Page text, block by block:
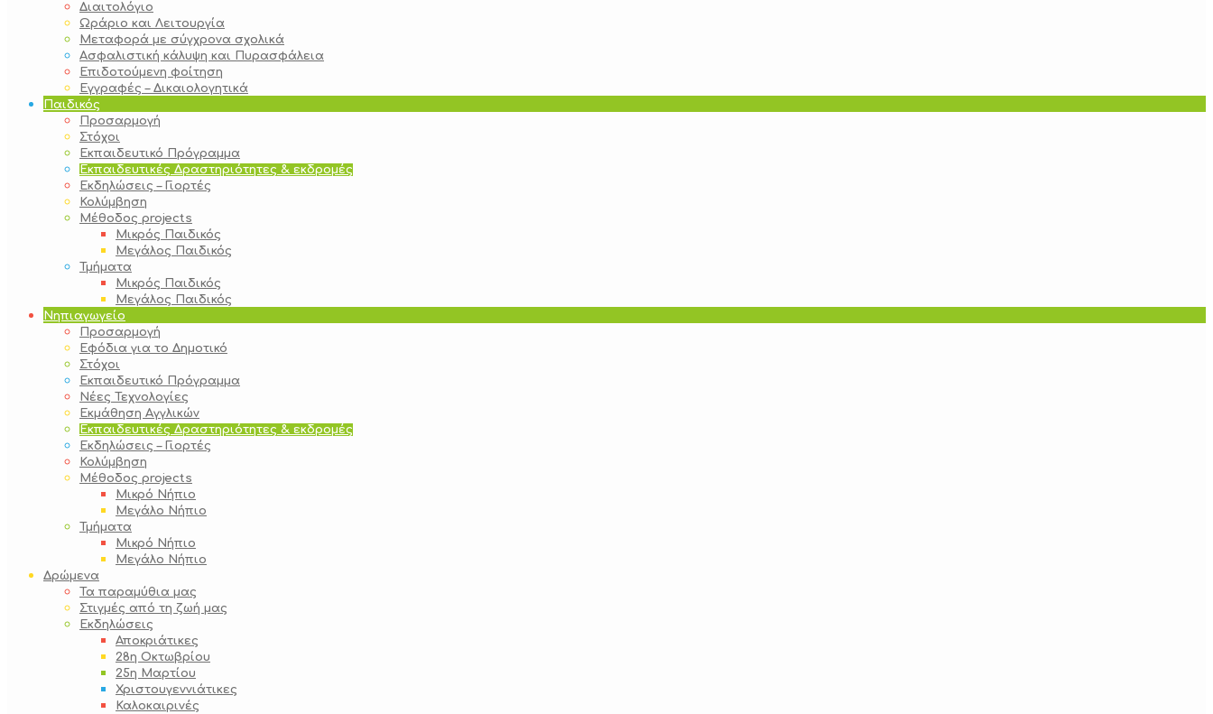
Διαιτολόγιο
Ωράριο και Λειτουργία
Μεταφορά με σύγχρονα σχολικά
Ασφαλιστική κάλυψη και Πυρασφάλεια
Επιδοτούμενη φοίτηση
Εγγραφές – Δικαιολογητικά
Παιδικός
Προσαρμογή
Στόχοι
Εκπαιδευτικό Πρόγραμμα
Εκπαιδευτικές Δραστηριότητες & εκδρομές
Εκδηλώσεις – Γιορτές
Κολύμβηση
Μέθοδος projects
Μικρός Παιδικός
Μεγάλος Παιδικός
Τμήματα
Μικρός Παιδικός
Μεγάλος Παιδικός
Νηπιαγωγείο
Προσαρμογή
Εφόδια για το Δημοτικό
Στόχοι
Εκπαιδευτικό Πρόγραμμα
Νέες Τεχνολογίες
Εκμάθηση Αγγλικών
Εκπαιδευτικές Δραστηριότητες & εκδρομές
Εκδηλώσεις – Γιορτές
Κολύμβηση
Μέθοδος projects
Μικρό Νήπιο
Μεγάλο Νήπιο
Τμήματα
Μικρό Νήπιο
Μεγάλο Νήπιο
Δρώμενα
Τα παραμύθια μας
Στιγμές από τη ζωή μας
Εκδηλώσεις
Αποκριάτικες
28η Οκτωβρίου
25η Μαρτίου
Χριστουγεννιάτικες
Καλοκαιρινές